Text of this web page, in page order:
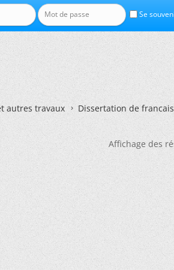
Se
autres travaux Dissertation de francais
Affichage des